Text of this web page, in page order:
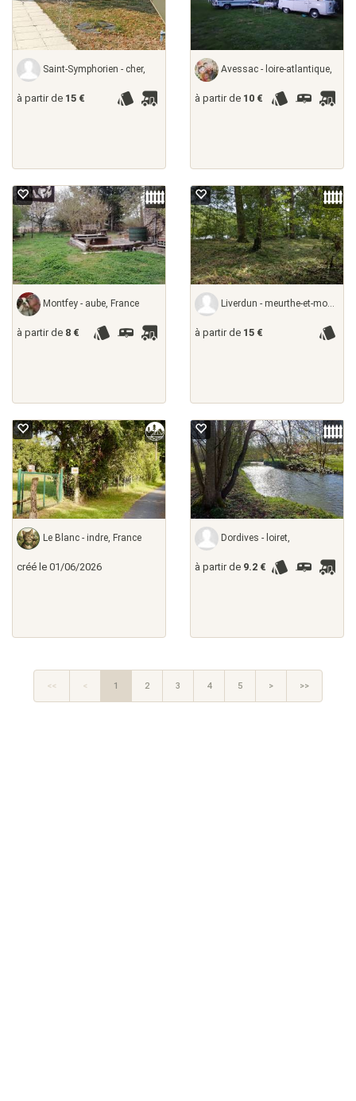
Saint-Symphorien - cher,
à partir de 15 €
Avessac - loire-atlantique,
à partir de 10 €
Montfey - aube, France
à partir de 8 €
Liverdun - meurthe-et-moselle,
à partir de 15 €
Le Blanc - indre, France
créé le 01/06/2026
Dordives - loiret,
à partir de 9.2 €
<< < 1 2 3 4 5 > >>